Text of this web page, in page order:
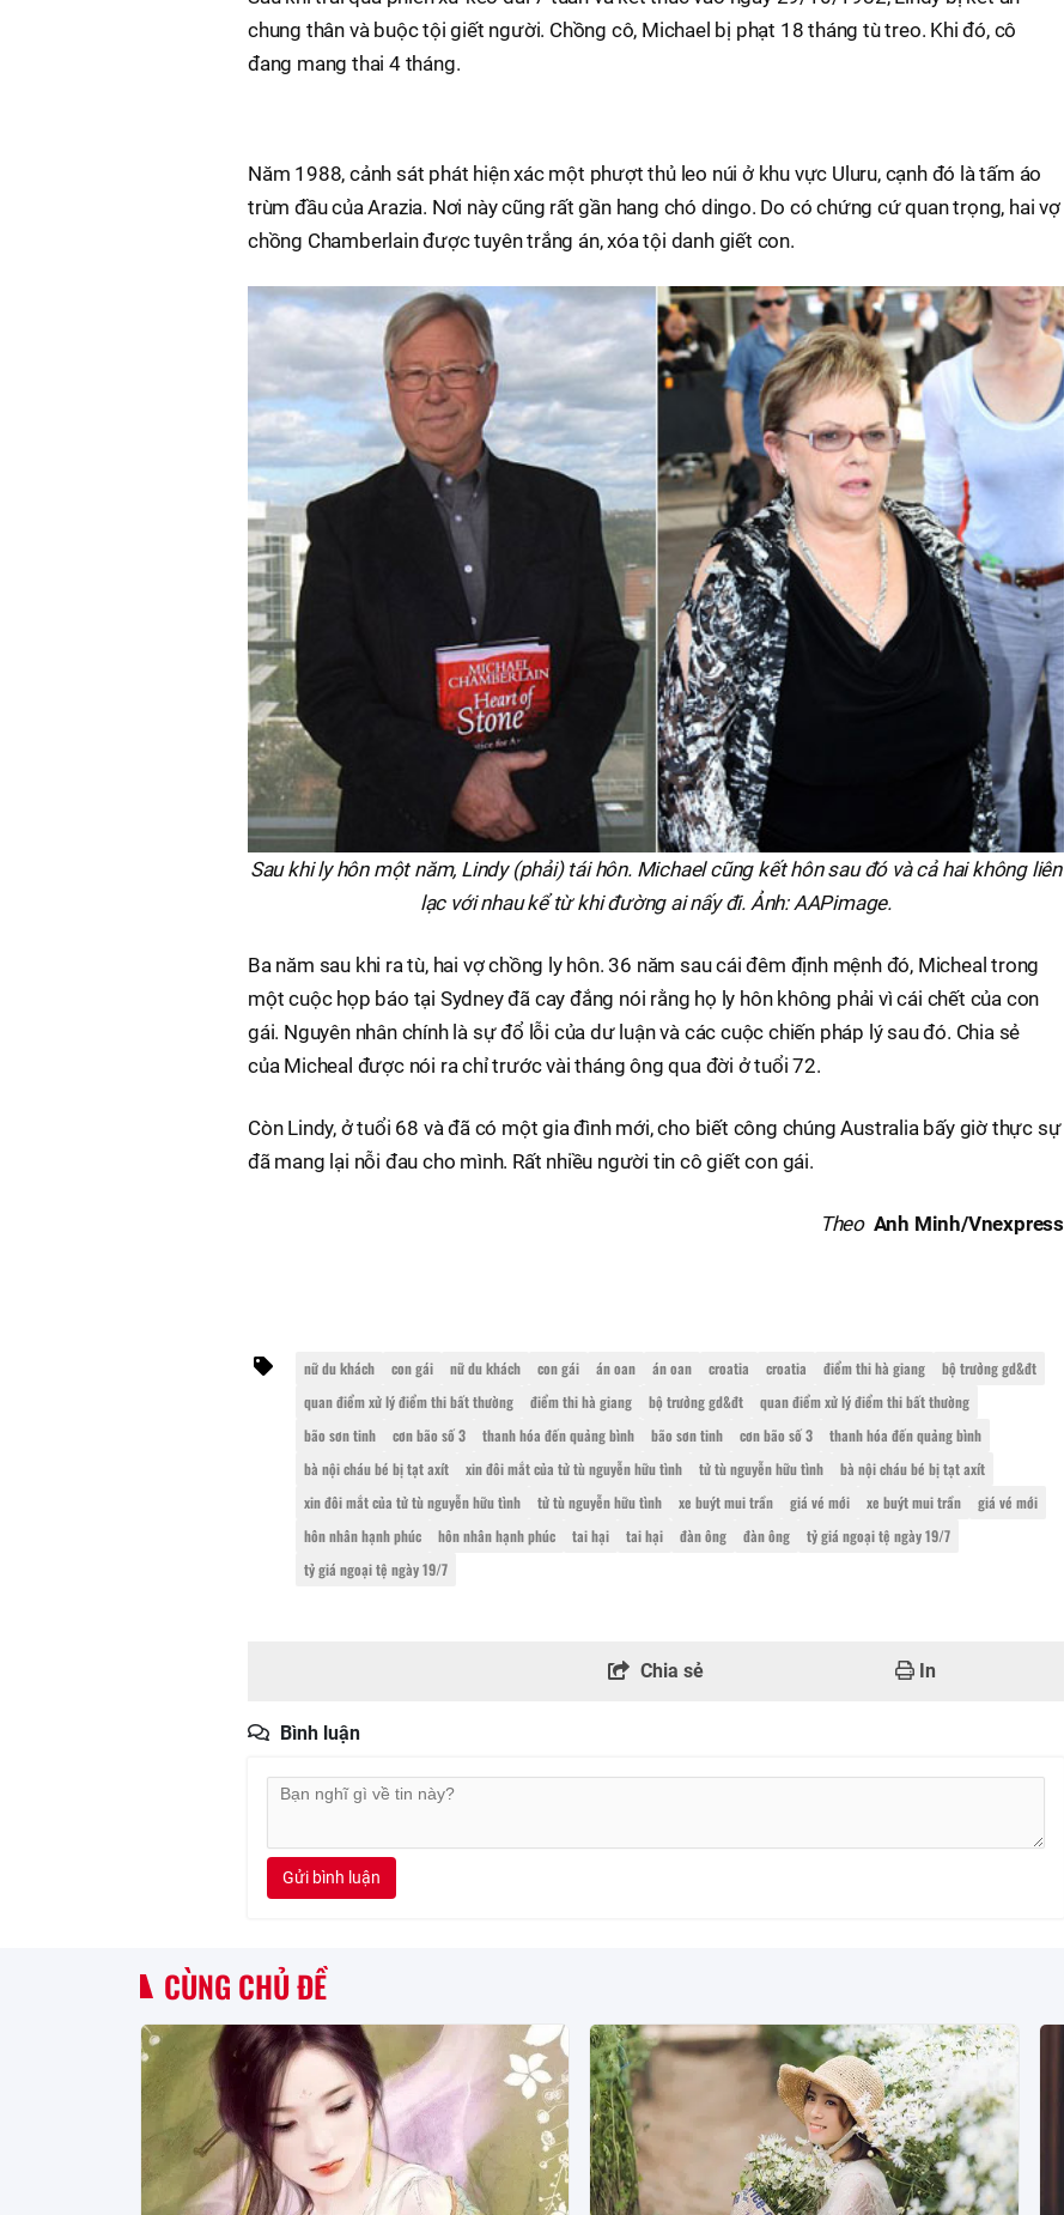
chung thân và buộc tội giết người. Chồng cô, Michael bị phạt 18 tháng tù treo. Khi đó, cô
đang mang thai 4 tháng.
Năm 1988, cảnh sát phát hiện xác một phượt thủ leo núi ở khu vực Uluru, cạnh đó là tấm áo
trùm đầu của Arazia. Nơi này cũng rất gần hang chó dingo. Do có chứng cứ quan trọng, hai vợ
chồng Chamberlain được tuyên trắng án, xóa tội danh giết con.
Sau khi ly hôn một năm, Lindy (phải) tái hôn. Michael cũng kết hôn sau đó và cả hai không liên
lạc với nhau kể từ khi đường ai nấy đi. Ảnh: AAPimage.
Ba năm sau khi ra tù, hai vợ chồng ly hôn. 36 năm sau cái đêm định mệnh đó, Micheal trong
một cuộc họp báo tại Sydney đã cay đắng nói rằng họ ly hôn không phải vì cái chết của con
gái. Nguyên nhân chính là sự đổ lỗi của dư luận và các cuộc chiến pháp lý sau đó. Chia sẻ
của Micheal được nói ra chỉ trước vài tháng ông qua đời ở tuổi 72.
Còn Lindy, ở tuổi 68 và đã có một gia đình mới, cho biết công chúng Australia bấy giờ thực sự
đã mang lại nỗi đau cho mình. Rất nhiều người tin cô giết con gái.
Theo Anh Minh/Vnexpress
nữ du khách con gái nữ du khách con gái án oan án oan croatia croatia điểm thi hà giang
bộ trưởng gd&đt
quan điểm xử lý điểm thi bất thường
điểm thi hà giang bộ trưởng gd&đt
quan điểm xử lý điểm thi bất thường
bão sơn tinh
cơn bão số 3 thanh hóa đến quảng bình bão sơn tinh cơn bão số 3
thanh hóa đến quảng bình
bà nội cháu bé bị tạt axít
xin đôi mắt của tử tù nguyễn hữu tình tử tù nguyễn hữu tình
bà nội cháu bé bị tạt axít
xin đôi mắt của tử tù nguyễn hữu tình
tử tù nguyễn hữu tình xe buýt mui trần giá vé mới xe buýt mui trần
giá vé mới
hôn nhân hạnh phúc
hôn nhân hạnh phúc tai hại tai hại đàn ông đàn ông
tỷ giá ngoại tệ ngày 19/7
tỷ giá ngoại tệ ngày 19/7
Chia sẻ In
Bình luận
Gửi bình luận
CÙNG CHỦ ĐỀ